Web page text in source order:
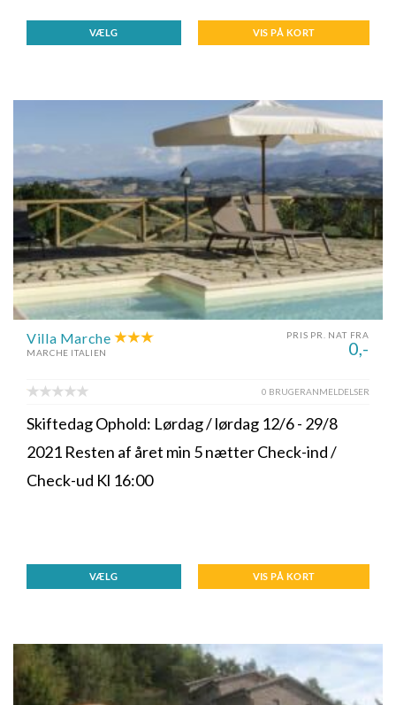
VÆLG VIS PÅ KORT
PRIS PR. NAT FRA
0,-
Villa Marche
MARCHE ITALIEN
0 BRUGERANMELDELSER
Skiftedag Ophold: Lørdag / lørdag 12/6 - 29/8
2021 Resten af året min 5 nætter Check-ind /
Check-ud Kl 16:00
VÆLG VIS PÅ KORT